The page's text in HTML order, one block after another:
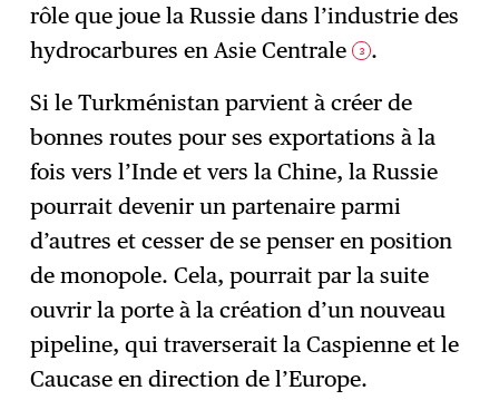
rôle que joue la Russie dans l’industrie des
hydrocarbures en Asie Centrale 3 .
Si le Turkménistan parvient à créer de
bonnes routes pour ses exportations à la
fois vers l’Inde et vers la Chine, la Russie
pourrait devenir un partenaire parmi
d’autres et cesser de se penser en position
de monopole. Cela, pourrait par la suite
ouvrir la porte à la création d’un nouveau
pipeline, qui traverserait la Caspienne et le
Caucase en direction de l’Europe.